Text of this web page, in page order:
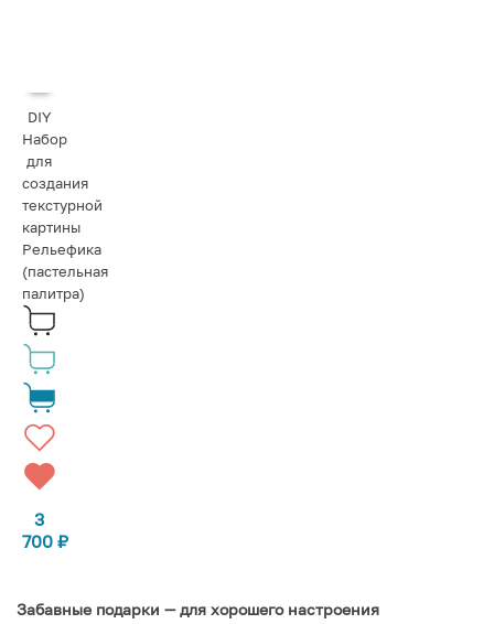
DIY
Набор
для
создания
текстурной
картины
Рельефика
(пастельная
палитра)
3
700 ₽
Забавные подарки — для хорошего настроения